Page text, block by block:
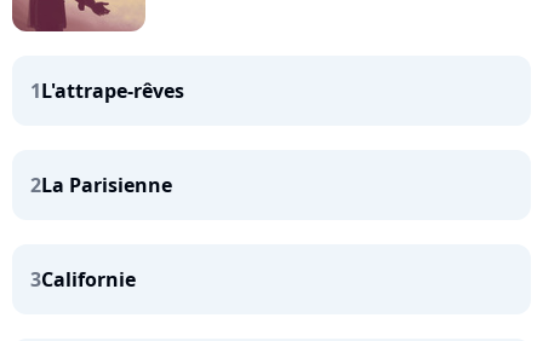
1L'attrape-rêves
2La Parisienne
3Californie